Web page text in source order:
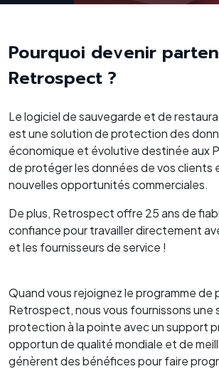
Pourquoi devenir
Retrospect ?
Le logiciel de sauvegarde et de
est une solution de protection des
économique et évolutive destinée aux
de protéger les données de vos clients
nouvelles opportunités commerciales.
De plus, Retrospect offre 25 ans de
confiance pour travailler directement
et les fournisseurs de service !
Quand vous rejoignez le programme de
Retrospect, nous vous fournissons une
protection à la pointe avec un support
opportun de qualité mondiale et de
génèrent des bénéfices pour faire